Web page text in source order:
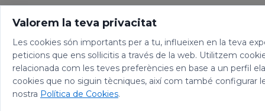
Valorem la teva privacitat
Les cookies són importants per a tu, influeixen en la teva
peticions que ens sol·licitis a través de la web. Utilitzem
relacionada com les teves preferències en base a un perfil
cookies que no siguin tècniques, així com també configurar
nostra Política de Cookies.